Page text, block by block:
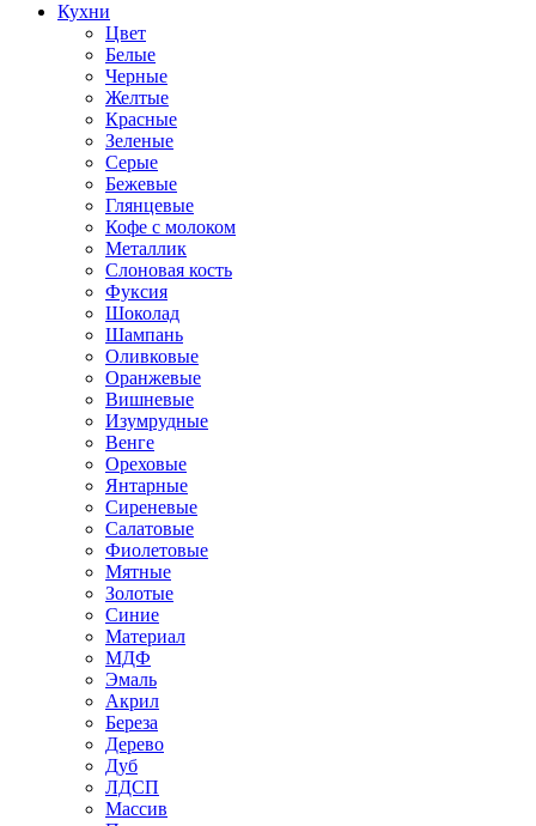
Кухни
Цвет
Белые
Черные
Желтые
Красные
Зеленые
Серые
Бежевые
Глянцевые
Кофе с молоком
Металлик
Слоновая кость
Фуксия
Шоколад
Шампань
Оливковые
Оранжевые
Вишневые
Изумрудные
Венге
Ореховые
Янтарные
Сиреневые
Салатовые
Фиолетовые
Мятные
Золотые
Синие
Материал
МДФ
Эмаль
Акрил
Береза
Дерево
Дуб
ЛДСП
Массив